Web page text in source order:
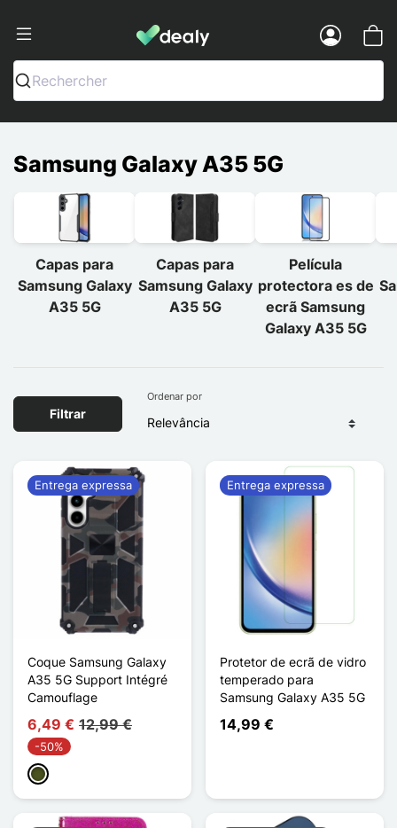
Dealy - Capas e acessórios para
Rechercher
Samsung Galaxy A35 5G
Capas para
Samsung Galaxy
A35 5G
Capas para
Samsung Galaxy
A35 5G
Película
protectora es de
ecrã Samsung
Galaxy A35 5G
Filtrar
Ordenar por
Coque Samsung Galaxy
A35 5G Support Intégré
Camouflage
6,49 € 12,99 €
-50%
Vert Armée
Entrega expressa
Protetor de ecrã de vidro
temperado para
Samsung Galaxy A35 5G
14,99 €
Entrega expressa